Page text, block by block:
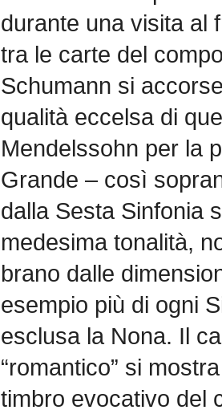
durante una visita al
tra le carte del
Schumann si
qualità eccelsa di
Mendelssohn per la
Grande – così
dalla Sesta Sinfonia
medesima tonalità,
brano dalle
esempio più di ogni
esclusa la Nona. Il
“romantico” si
timbro evocativo del